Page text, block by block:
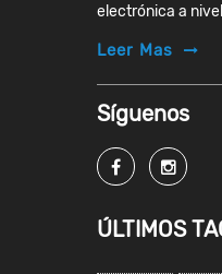
electrónica a
Leer Mas
Síguenos
ÚLTIMOS